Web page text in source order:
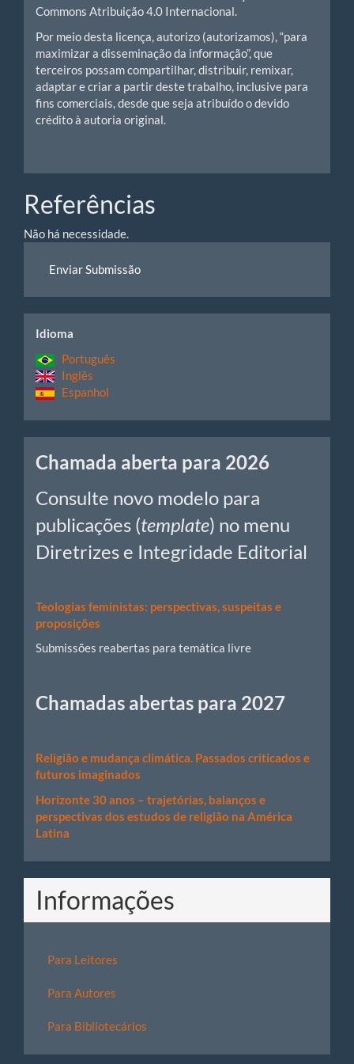
Commons Atribuição 4.0 Internacional.
Por meio desta licença, autorizo (autorizamos), “para
maximizar a disseminação da informação”, que
terceiros possam compartilhar, distribuir, remixar,
adaptar e criar a partir deste trabalho, inclusive para
fins comerciais, desde que seja atribuído o devido
crédito à autoria original.
Referências
Não há necessidade.
Submissão
Enviar Submissão
idiomas
Idioma
Português
Inglês
Espanhol
Chamadas
Chamada aberta para 2026
Consulte novo modelo para
publicações (template) no menu
Diretrizes e Integridade Editorial
Teologias feministas: perspectivas, suspeitas e
proposições
Submissões reabertas para temática livre
Chamadas abertas para 2027
Religião e mudança climática. Passados criticados e
futuros imaginados
Horizonte 30 anos – trajetórias, balanços e
perspectivas dos estudos de religião na América
Latina
Informações
Para Leitores
Para Autores
Para Bibliotecários